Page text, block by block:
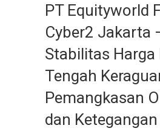
PT Equityworld
Cyber2 Jakarta
Stabilitas Harga
Tengah
Pemangkasan
dan